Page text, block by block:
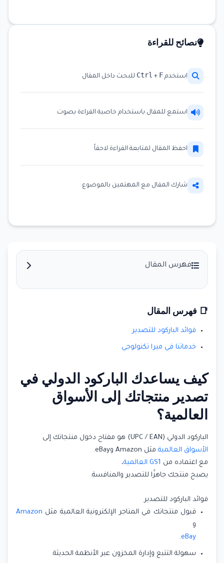
فهرس المقال
📑 فهرس المقال
فوائد الباركود للتصدير
خدماتنا في ميرا تكنولوجي
كيف يساعدك الباركود الدولي في
تصدير منتجاتك إلى الأسواق
العالمية؟
الباركود الدولي (UPC / EAN) هو مفتاح دخول منتجاتك إلى
الأسواق العالمية مثل Amazon وeBay.
مع اعتماده من GS1 العالمية
،
يصبح منتجك جاهزًا للتصدير والمنافسة.
فوائد الباركود للتصدير
قبول منتجاتك في المتاجر الإلكترونية العالمية مثل Amazon
و
eBay
.
سهولة التتبع وإدارة المخزون عبر الأنظمة الحديثة.
نصائح للقراءة
استخدم Ctrl + F للبحث داخل المقال
استمع للمقال باستخدام خاصية القراءة بصوت
احفظ المقال لمتابعة القراءة لاحقاً
شارك المقال مع المهتمين بالموضوع